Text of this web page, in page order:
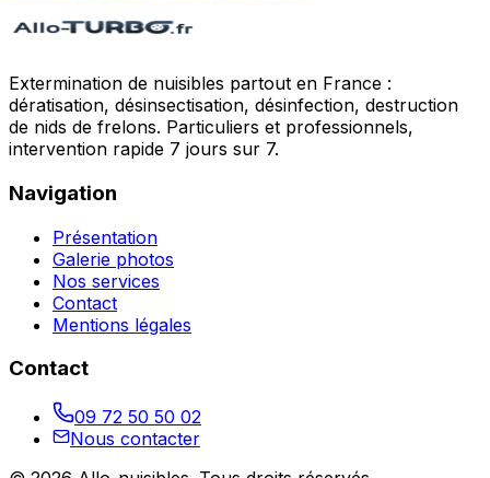
Extermination de nuisibles partout en France :
dératisation, désinsectisation, désinfection, destruction
de nids de frelons. Particuliers et professionnels,
intervention rapide 7 jours sur 7.
Navigation
Présentation
Galerie photos
Nos services
Contact
Mentions légales
Contact
09 72 50 50 02
Nous contacter